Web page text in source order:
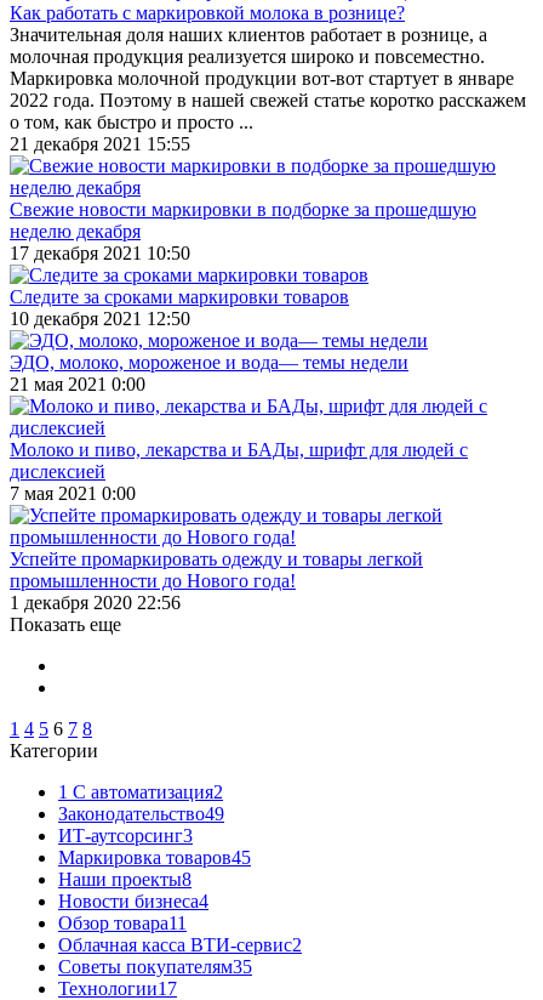
Как работать с маркировкой молока в рознице?
Значительная доля наших клиентов работает в рознице, а
молочная продукция реализуется широко и повсеместно.
Маркировка молочной продукции вот-вот стартует в январе
2022 года. Поэтому в нашей свежей статье коротко расскажем
о том, как быстро и просто ...
21 декабря 2021 15:55
Свежие новости маркировки в подборке за прошедшую
неделю декабря
17 декабря 2021 10:50
Следите за сроками маркировки товаров
10 декабря 2021 12:50
ЭДО, молоко, мороженое и вода— темы недели
21 мая 2021 0:00
Молоко и пиво, лекарства и БАДы, шрифт для людей с
дислексией
7 мая 2021 0:00
Успейте промаркировать одежду и товары легкой
промышленности до Нового года!
1 декабря 2020 22:56
Показать еще
1 4 5 6 7 8
Категории
1 C автоматизация2
Законодательство49
ИТ-аутсорсинг3
Маркировка товаров45
Наши проекты8
Новости бизнеса4
Обзор товара11
Облачная касса ВТИ-сервис2
Советы покупателям35
Технологии17